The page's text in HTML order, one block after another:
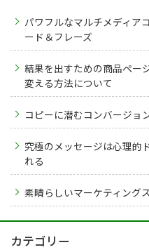
パワフルなマルチメディア
ード＆フレーズ
結果を出すための商品ペー
変える方法について
コピーに潜むコンバージョ
究極のメッセージは心理的
れる
素晴らしいマーケティング
カテゴリー